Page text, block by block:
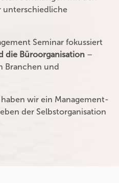
unterschiedliche
Seminar fokussiert
die Büroorganisation –
Branchen und
wir ein Management-
der Selbstorganisation